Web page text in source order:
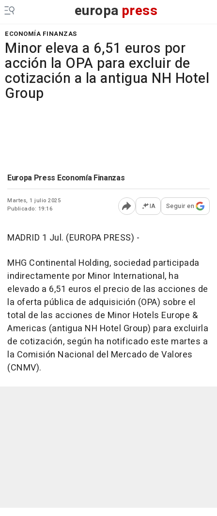
europa press
ECONOMÍA FINANZAS
Minor eleva a 6,51 euros por
acción la OPA para excluir de
cotización a la antigua NH Hotel
Group
Europa Press Economía Finanzas
Martes, 1 julio 2025
Publicado: 19:16
Abrir opciones para
IA Seguir en
MADRID 1 Jul. (EUROPA PRESS) -
MHG Continental Holding, sociedad participada
indirectamente por Minor International, ha
elevado a 6,51 euros el precio de las acciones de
la oferta pública de adquisición (OPA) sobre el
total de las acciones de Minor Hotels Europe &
Americas (antigua NH Hotel Group) para excluirla
de cotización, según ha notificado este martes a
la Comisión Nacional del Mercado de Valores
(CNMV).